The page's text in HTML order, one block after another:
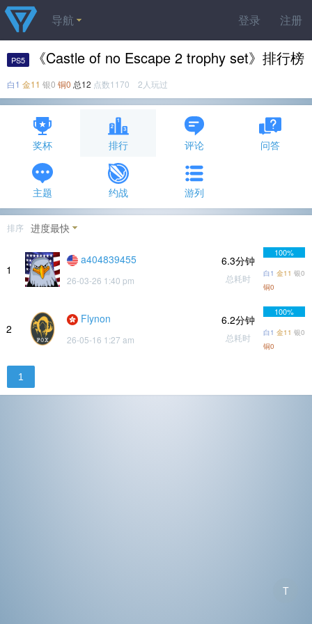
登录 注册
导航
PS5 《Castle of no Escape 2 trophy set》排行榜
白1 金11 银0 铜0 总12 点数1170 2人玩过
奖杯 排行 评论 问答
主题 约战 游列
排序 进度最快
1
a404839455
26-03-26 1:40 pm
6.3分钟
总耗时
100%
白1 金11 银0
铜0
2
Flynon
26-05-16 1:27 am
6.2分钟
总耗时
100%
白1 金11 银0
铜0
1
T